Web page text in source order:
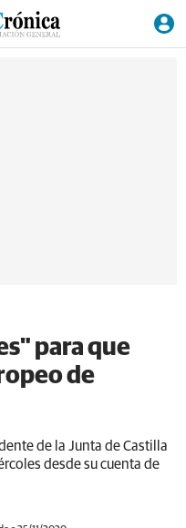
para que
de
de la Junta de Castilla
desde su cuenta de